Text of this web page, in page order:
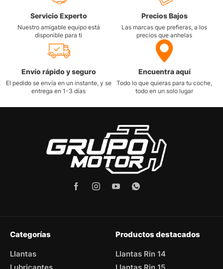
Servicio Experto
Nuestro amigable equipo está
disponible para ti
Precios Bajos
Las marcas que prefieras, a los
precios que anhelas
Envío rápido y seguro
El pedido se envía en un instante, y se
entrega en 1-3 días
Encuentra aquí
Todo lo que quieras para tu coche,
todo en un solo lugar
Categorías
Llantas
Productos destacados
Llantas Rin 14